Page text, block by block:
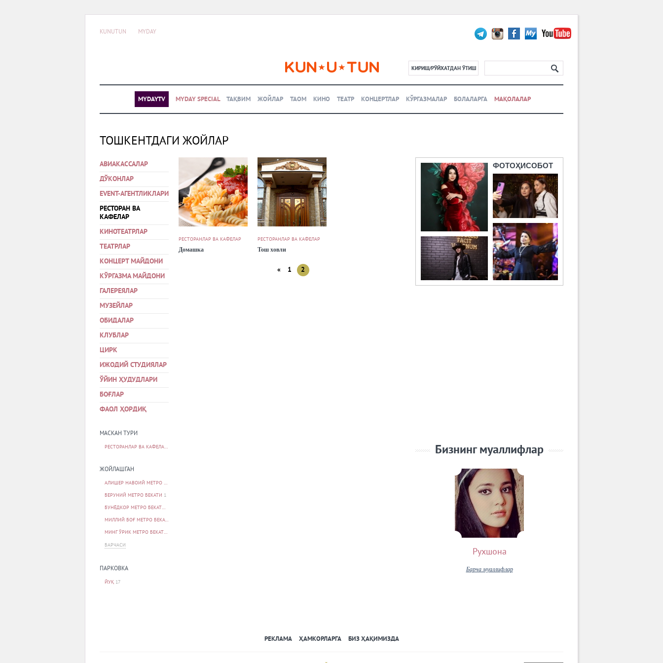
KUNUTUN MYDAY
КИРИШ/РЎЙХАТДАН ЎТИШ
MYDAYTV MYDAY SPECIAL ТАҚВИМ ЖОЙЛАР ТАОМ КИНО ТЕАТР КОНЦЕРТЛАР КЎРГАЗМАЛАР БОЛАЛАРГА МАҚОЛАЛАР
ТОШКЕНТДАГИ ЖОЙЛАР
АВИАКАССАЛАР
ДЎКОНЛАР
EVENT-АГЕНТЛИКЛАРИ
РЕСТОРАН ВА
КАФЕЛАР
КИНОТЕАТРЛАР
ТЕАТРЛАР
КОНЦЕРТ МАЙДОНИ
КЎРГАЗМА МАЙДОНИ
ГАЛЕРЕЯЛАР
МУЗЕЙЛАР
ОБИДАЛАР
КЛУБЛАР
ЦИРК
ИЖОДИЙ СТУДИЯЛАР
ЎЙИН ҲУДУДЛАРИ
БОҒЛАР
ФАОЛ ҲОРДИҚ
МАСКАН ТУРИ
РЕСТОРАНЛАР ВА КАФЕЛАР
ЖОЙЛАШГАН
АЛИШЕР НАВОИЙ МЕТРО БЕКАТИ
БЕРУНИЙ МЕТРО БЕКАТИ 1
БУНЁДКОР МЕТРО БЕКАТИ
МИЛЛИЙ БОҒ МЕТРО БЕКАТИ
МИНГ ЎРИК МЕТРО БЕКАТИ
БАРЧАСИ
ПАРКОВКА
ЙУҚ 17
РЕСТОРАНЛАР ВА КАФЕЛАР
Домашка
РЕСТОРАНЛАР ВА КАФЕЛАР
Тош ховли
« 1 2
ФОТОҲИСОБОТ
Бизнинг муаллифлар
Рухшона
Барча муаллифлар
РЕКЛАМА ҲАМКОРЛАРГА БИЗ ҲАҚИМИЗДА